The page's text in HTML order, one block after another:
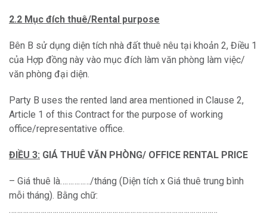
2.2 Mục đích thuê/Rental purpose
Bên B sử dụng diện tích nhà đất thuê nêu tại khoản 2, Điều 1
của Hợp đồng này vào mục đích làm văn phòng làm việc/
văn phòng đại diện.
Party B uses the rented land area mentioned in Clause 2,
Article 1 of this Contract for the purpose of working
office/representative office.
ĐIỀU 3: GIÁ THUÊ VĂN PHÒNG/ OFFICE RENTAL PRICE
– Giá thuê là……………/tháng (Diện tích x Giá thuê trung bình
mỗi tháng). Bằng chữ:
……………………………………………………………………………………………